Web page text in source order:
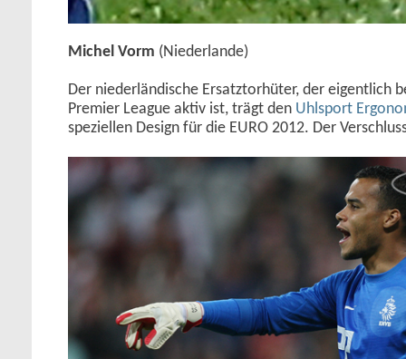
Michel Vorm (Niederlande)
Der niederländische Ersatztorhüter, der eigentlich
Premier League aktiv ist, trägt den Uhlsport
speziellen Design für die EURO 2012. Der